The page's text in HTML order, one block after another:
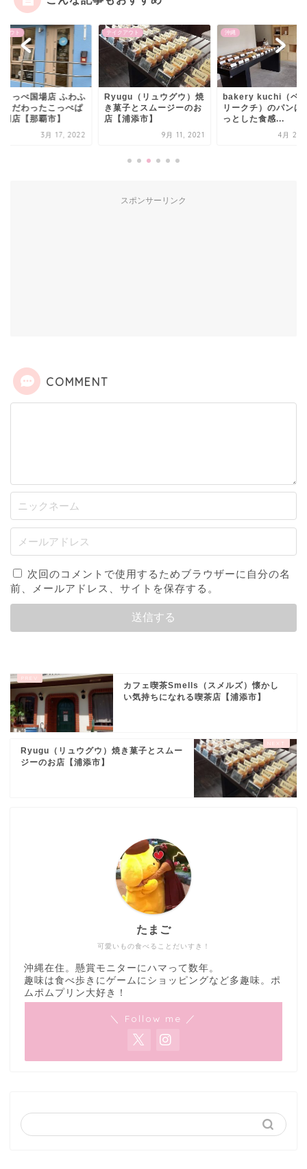
アウト
こっぺ国場店 ふわふ
こだわったこっぺぱ
門店【那覇市】
3月 17, 2022
テイクアウト
Ryugu（リュウグウ）焼
き菓子とスムージーのお
店【浦添市】
9月 11, 2021
沖縄
bakery kuchi（ベ
リークチ）のパンは
っとした食感...
4月 27,
スポンサーリンク
COMMENT
次回のコメントで使用するためブラウザーに自分の名
前、メールアドレス、サイトを保存する。
カフェ喫茶Smells（スメルズ）懐かし
い気持ちになれる喫茶店【浦添市】
Ryugu（リュウグウ）焼き菓子とスムー
ジーのお店【浦添市】
可愛いもの食べることだいすき！
たまご
沖縄在住。懸賞モニターにハマって数年。
趣味は食べ歩きにゲームにショッピングなど多趣味。ポ
ムポムプリン大好き！
＼ Follow me ／